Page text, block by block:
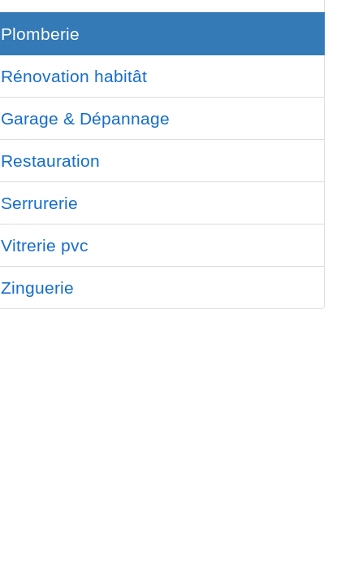
Plomberie
Rénovation habitât
Garage & Dépannage
Restauration
Serrurerie
Vitrerie pvc
Zinguerie